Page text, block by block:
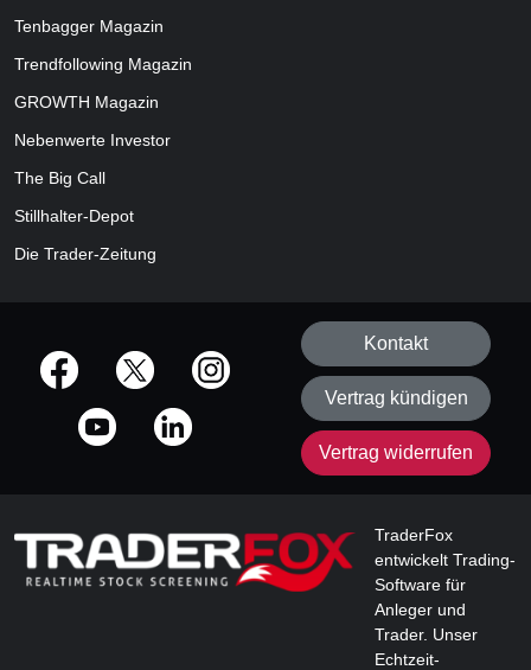
Tenbagger Magazin
Trendfollowing Magazin
GROWTH Magazin
Nebenwerte Investor
The Big Call
Stillhalter-Depot
Die Trader-Zeitung
offizielle Social Media-Accounts
Kontakt
Vertrag kündigen
Vertrag widerrufen
TraderFox
entwickelt Trading-
Software für
Anleger und
Trader. Unser
Echtzeit-